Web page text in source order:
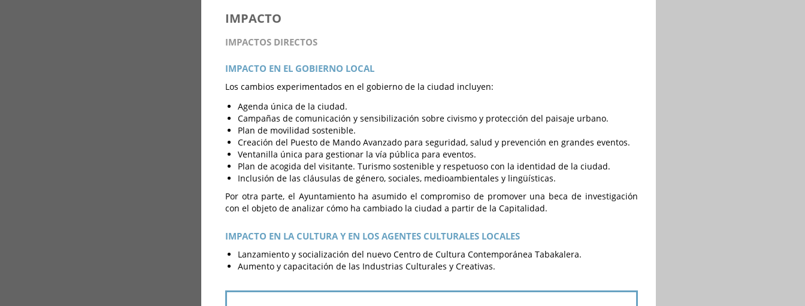
IMPACTO
IMPACTOS DIRECTOS
IMPACTO EN EL GOBIERNO LOCAL
Los cambios experimentados en el gobierno de la ciudad incluyen:
Agenda única de la ciudad.
Campañas de comunicación y sensibilización sobre civismo y protección del paisaje urbano.
Plan de movilidad sostenible.
Creación del Puesto de Mando Avanzado para seguridad, salud y prevención en grandes eventos.
Ventanilla única para gestionar la vía pública para eventos.
Plan de acogida del visitante. Turismo sostenible y respetuoso con la identidad de la ciudad.
Inclusión de las cláusulas de género, sociales, medioambientales y lingüísticas.
Por otra parte, el Ayuntamiento ha asumido el compromiso de promover una beca de investigación
con el objeto de analizar cómo ha cambiado la ciudad a partir de la Capitalidad.
IMPACTO EN LA CULTURA Y EN LOS AGENTES CULTURALES LOCALES
Lanzamiento y socialización del nuevo Centro de Cultura Contemporánea Tabakalera.
Aumento y capacitación de las Industrias Culturales y Creativas.